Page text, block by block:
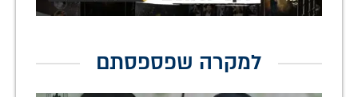
למקרה שפספסתם